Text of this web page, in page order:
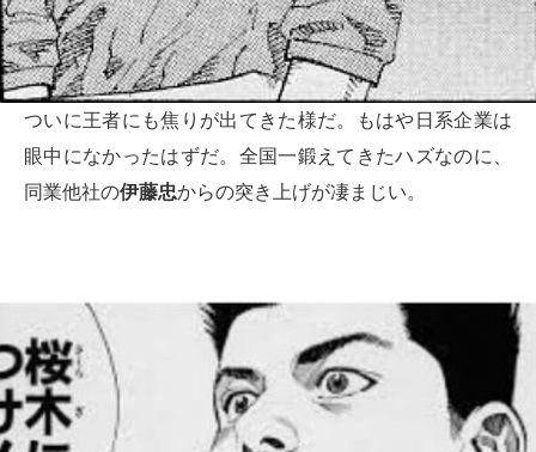
ついに王者にも焦りが出てきた様だ。もはや日系企業は
眼中になかったはずだ。全国一鍛えてきたハズなのに、
同業他社の伊藤忠からの突き上げが凄まじい。